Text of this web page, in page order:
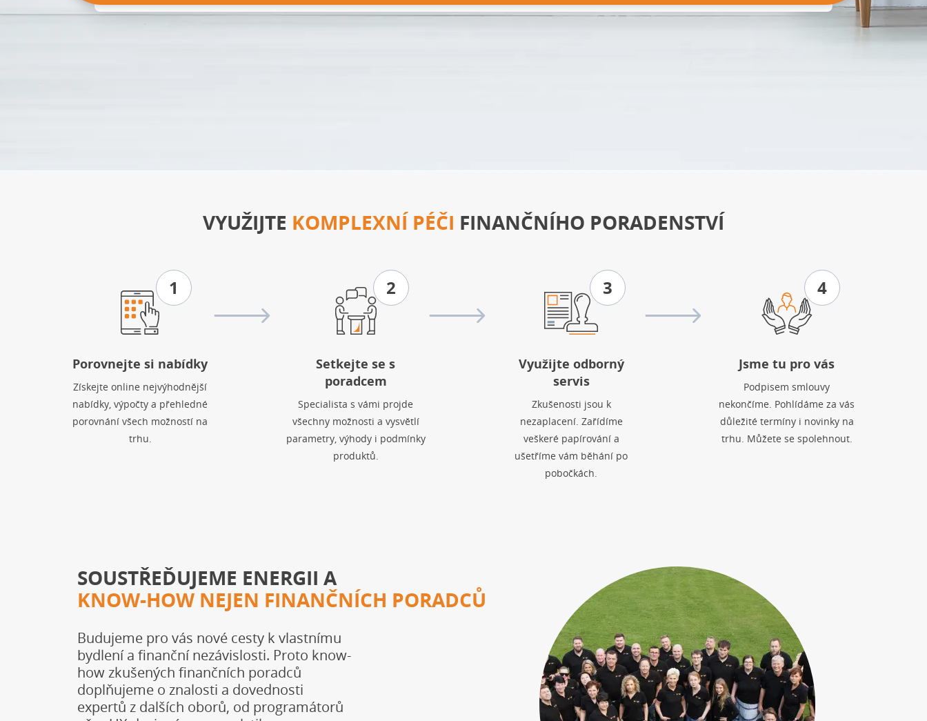
VYUŽIJTE KOMPLEXNÍ PÉČI FINANČNÍHO PORADENSTVÍ
1
Porovnejte si nabídky
Získejte online nejvýhodnější
nabídky, výpočty a přehledné
porovnání všech možností na
trhu.
2
Setkejte se s
poradcem
Specialista s vámi projde
všechny možnosti a vysvětlí
parametry, výhody i podmínky
produktů.
3
Využijte odborný
servis
Zkušenosti jsou k
nezaplacení. Zařídíme
veškeré papírování a
ušetříme vám běhání po
pobočkách.
4
Jsme tu pro vás
Podpisem smlouvy
nekončíme. Pohlídáme za vás
důležité termíny i novinky na
trhu. Můžete se spolehnout.
SOUSTŘEĎUJEME ENERGII A
KNOW-HOW NEJEN FINANČNÍCH PORADCŮ
Budujeme pro vás nové cesty k vlastnímu
bydlení a finanční nezávislosti. Proto know-
how zkušených finančních poradců
doplňujeme o znalosti a dovednosti
expertů z dalších oborů, od programátorů